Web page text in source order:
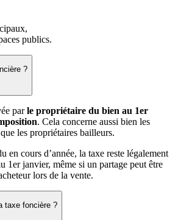
publics.
?
parle propriétaire du bien au 1er
. Cela concerne aussi bien les
les propriétaires bailleurs.
en cours d’année, la taxe reste légalement
1er janvier, même si un partage peut être
lors de la vente.
taxe foncière ?